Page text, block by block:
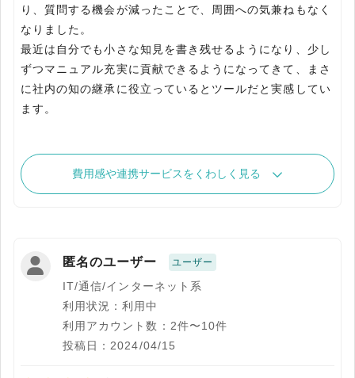
り、質問する機会が減ったことで、周囲への気兼ねもなく
なりました。
最近は自分でも小さな知見を書き残せるようになり、少し
ずつマニュアル充実に貢献できるようになってきて、まさ
に社内の知の継承に役立っているとツールだと実感してい
ます。
費用感や連携サービスをくわしく見る
匿名のユーザー ユーザー
IT/通信/インターネット系
利用状況：利用中
利用アカウント数：2件〜10件
投稿日：2024/04/15